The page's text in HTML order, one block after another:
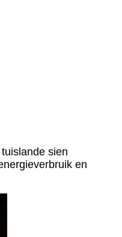
sien
en